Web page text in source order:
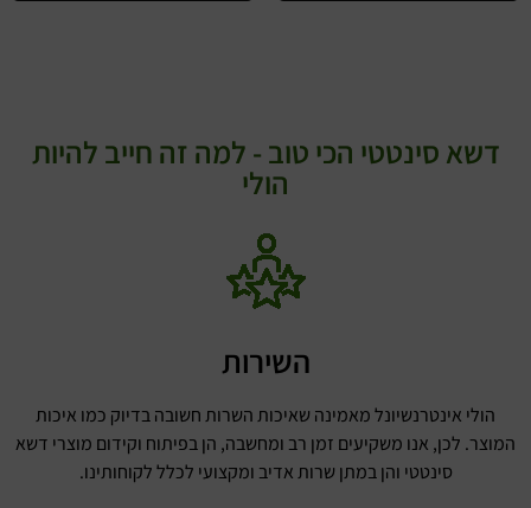
דשא סינטטי הכי טוב - למה זה חייב להיות
הולי
השירות
הולי אינטרנשיונל מאמינה שאיכות השרות חשובה בדיוק כמו איכות
המוצר. לכן, אנו משקיעים זמן רב ומחשבה, הן בפיתוח וקידום מוצרי דשא
סינטטי והן במתן שרות אדיב ומקצועי לכלל לקוחותינו.